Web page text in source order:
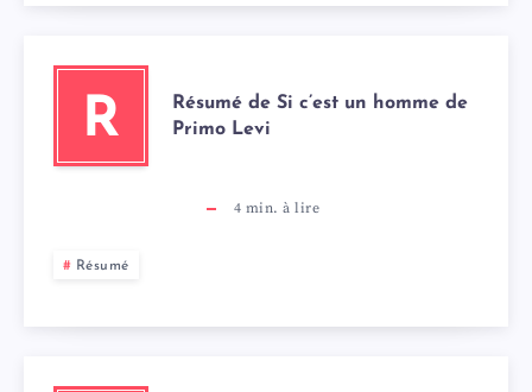
R
Résumé de Si c’est un homme de
Primo Levi
4 min. à lire
Résumé